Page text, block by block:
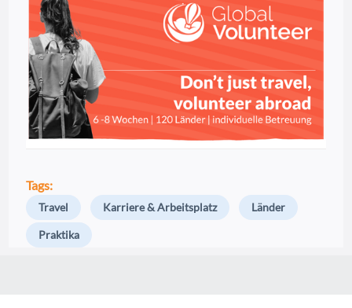
Tags:
Travel Karriere & Arbeitsplatz Länder
Praktika